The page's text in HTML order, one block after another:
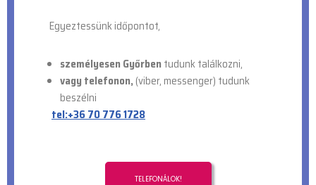
Egyeztessünk időpontot,
személyesen Győrben tudunk találkozni,
vagy telefonon, (viber, messenger) tudunk
beszélni
tel:+36 70 776 1728
TELEFONÁLOK!